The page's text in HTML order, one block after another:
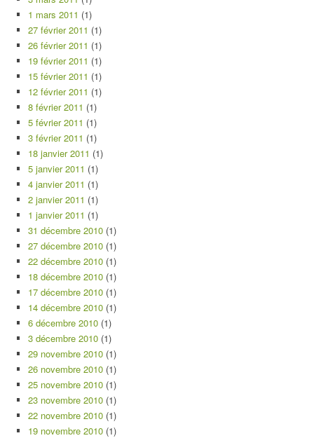
1 mars 2011 (1)
27 février 2011 (1)
26 février 2011 (1)
19 février 2011 (1)
15 février 2011 (1)
12 février 2011 (1)
8 février 2011 (1)
5 février 2011 (1)
3 février 2011 (1)
18 janvier 2011 (1)
5 janvier 2011 (1)
4 janvier 2011 (1)
2 janvier 2011 (1)
1 janvier 2011 (1)
31 décembre 2010 (1)
27 décembre 2010 (1)
22 décembre 2010 (1)
18 décembre 2010 (1)
17 décembre 2010 (1)
14 décembre 2010 (1)
6 décembre 2010 (1)
3 décembre 2010 (1)
29 novembre 2010 (1)
26 novembre 2010 (1)
25 novembre 2010 (1)
23 novembre 2010 (1)
22 novembre 2010 (1)
19 novembre 2010 (1)